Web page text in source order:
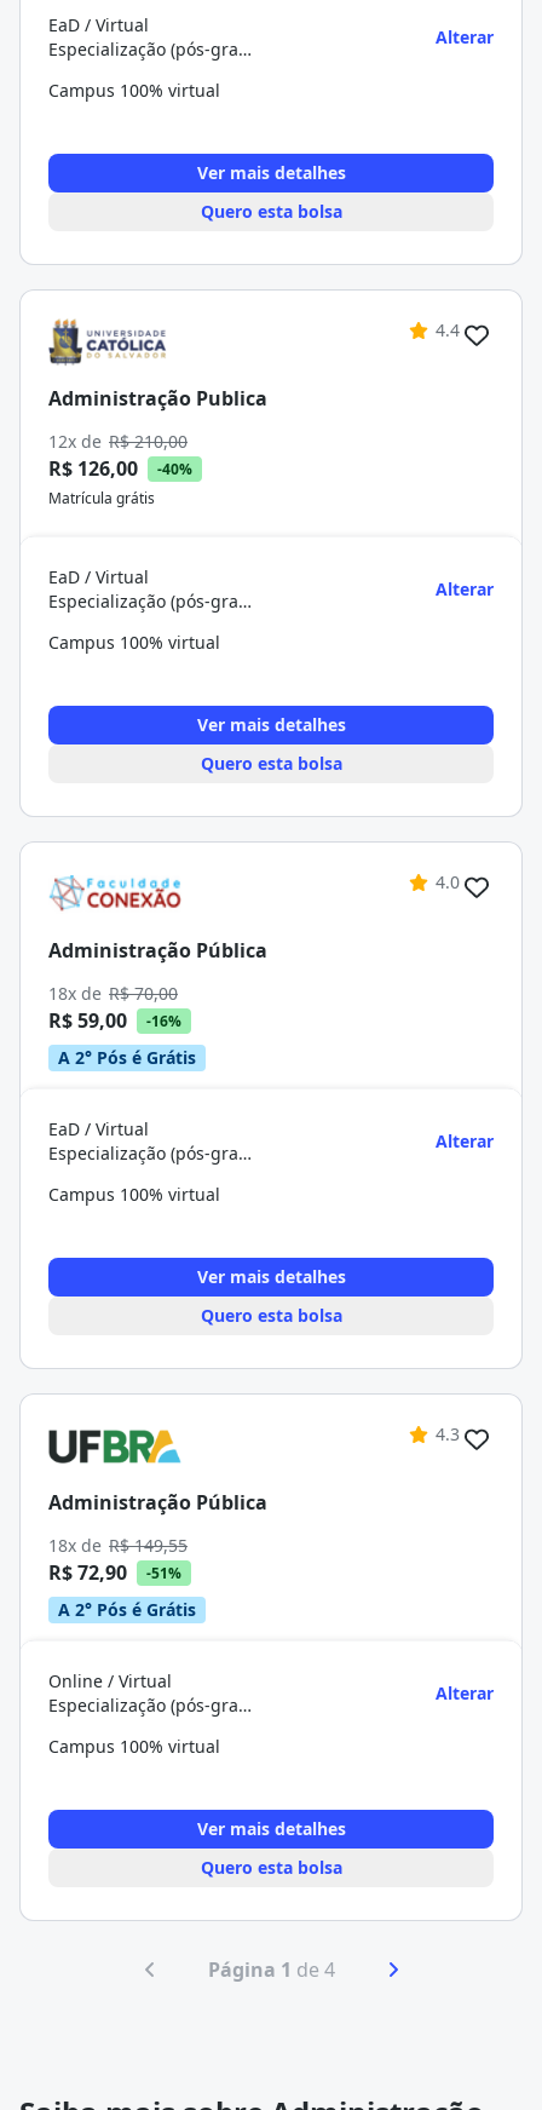
EaD / Virtual
Especialização (pós-graduação)
Alterar
Campus 100% virtual
Ver mais detalhes
Quero esta bolsa
4.4
Administração Publica
12x de R$ 210,00
R$ 126,00
-40%
Matrícula grátis
EaD / Virtual
Especialização (pós-graduação)
Alterar
Campus 100% virtual
Ver mais detalhes
Quero esta bolsa
4.0
Administração Pública
18x de R$ 70,00
R$ 59,00 -16%
A 2° Pós é Grátis
EaD / Virtual
Especialização (pós-graduação)
Alterar
Campus 100% virtual
Ver mais detalhes
Quero esta bolsa
4.3
Administração Pública
18x de R$ 149,55
R$ 72,90 -51%
A 2° Pós é Grátis
Online / Virtual
Especialização (pós-graduação)
Alterar
Campus 100% virtual
Ver mais detalhes
Quero esta bolsa
Página 1 de 4